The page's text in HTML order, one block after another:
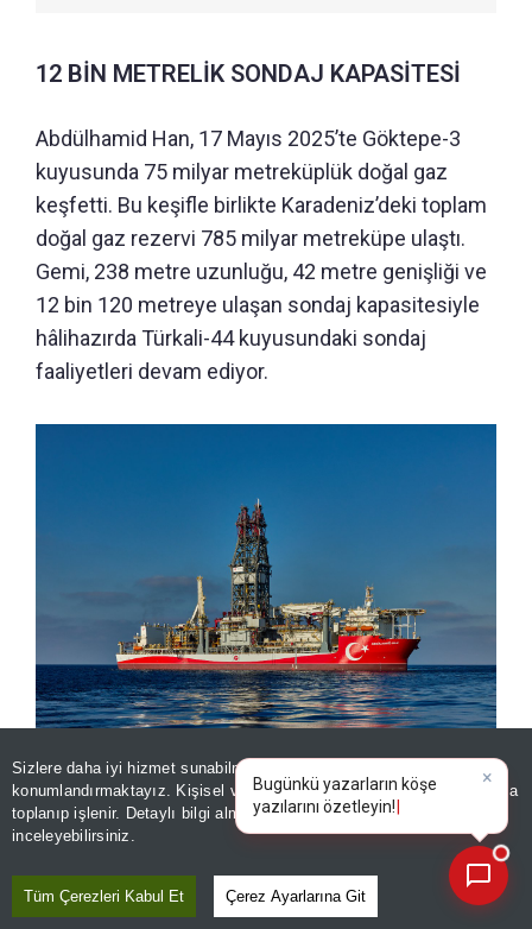
Sizlere daha iyi hizmet sunabilmek adına sitemizde
konumlandırmaktayız. Kişisel verileriniz, KVKK ve GDPR kapsamında
toplanıp işlenir. Detaylı bilgi almak içinAydınlatma Metnimizi
inceleyebilirsiniz.
Tüm Çerezleri Kabul Et Çerez Ayarlarına Git
12 BİN METRELİK SONDAJ KAPASİTESİ
Abdülhamid Han, 17 Mayıs 2025’te Göktepe-3
kuyusunda 75 milyar metreküplük doğal gaz
keşfetti. Bu keşifle birlikte Karadeniz’deki toplam
doğal gaz rezervi 785 milyar metreküpe ulaştı.
Gemi, 238 metre uzunluğu, 42 metre genişliği ve
12 bin 120 metreye ulaşan sondaj kapasitesiyle
hâlihazırda Türkali-44 kuyusundaki sondaj
faaliyetleri devam ediyor.
Abdülhamid Han ile gurur dolu 4 yıl
Enerji ve Tabii Kaynaklar Bakanı Alparslan
×
Bugünkü yazarların köşe
yazılarını |